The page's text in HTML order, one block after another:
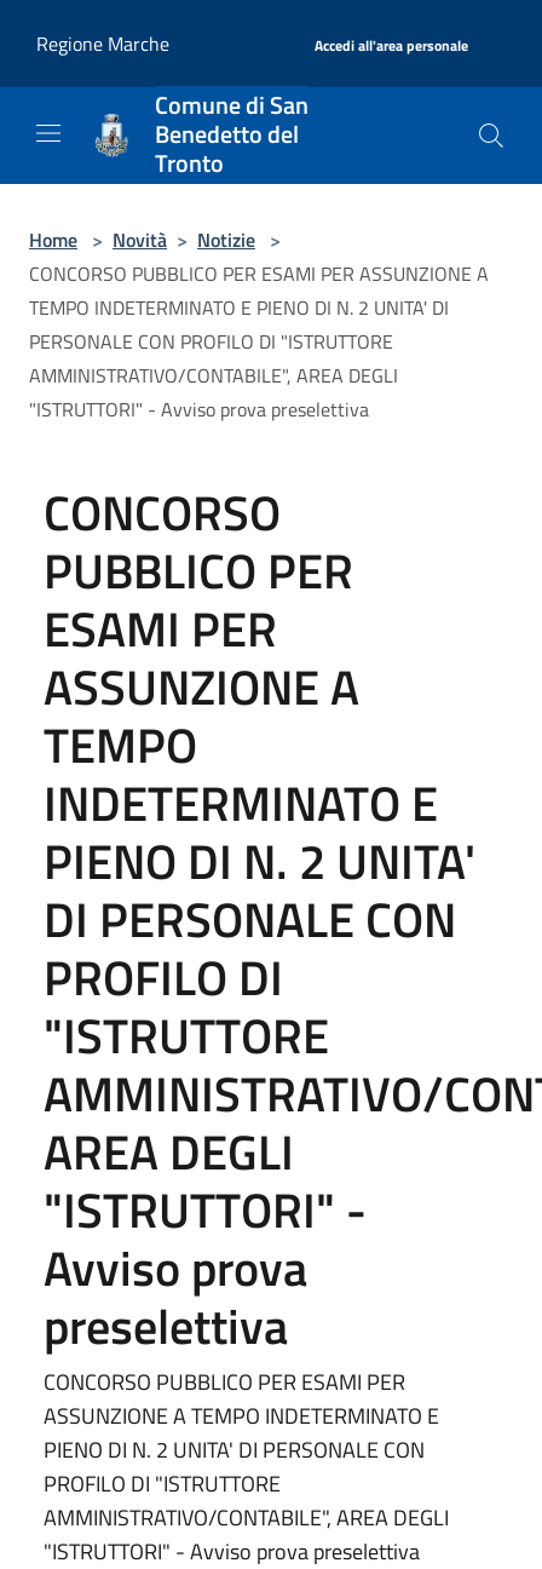
Regione Marche
Accedi all'area personale
Comune di San
Benedetto del
Tronto
Home > Novità > Notizie >
CONCORSO PUBBLICO PER ESAMI PER ASSUNZIONE A
TEMPO INDETERMINATO E PIENO DI N. 2 UNITA' DI
PERSONALE CON PROFILO DI "ISTRUTTORE
AMMINISTRATIVO/CONTABILE", AREA DEGLI
"ISTRUTTORI" - Avviso prova preselettiva
CONCORSO
PUBBLICO PER
ESAMI PER
ASSUNZIONE A
TEMPO
INDETERMINATO E
PIENO DI N. 2 UNITA'
DI PERSONALE CON
PROFILO DI
"ISTRUTTORE
AMMINISTRATIVO/
AREA DEGLI
"ISTRUTTORI" -
Avviso prova
preselettiva
CONCORSO PUBBLICO PER ESAMI PER
ASSUNZIONE A TEMPO INDETERMINATO E
PIENO DI N. 2 UNITA' DI PERSONALE CON
PROFILO DI "ISTRUTTORE
AMMINISTRATIVO/CONTABILE", AREA DEGLI
"ISTRUTTORI" - Avviso prova preselettiva